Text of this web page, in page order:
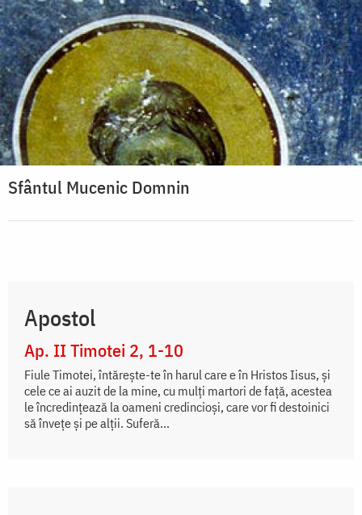
Sfântul Mucenic Domnin
Apostol
Ap. II Timotei 2, 1-10
Fiule Timotei, întăreşte-te în harul care e în Hristos Iisus, şi
cele ce ai auzit de la mine, cu mulţi martori de faţă, acestea
le încredinţează la oameni credincioşi, care vor fi destoinici
să înveţe şi pe alţii. Suferă...